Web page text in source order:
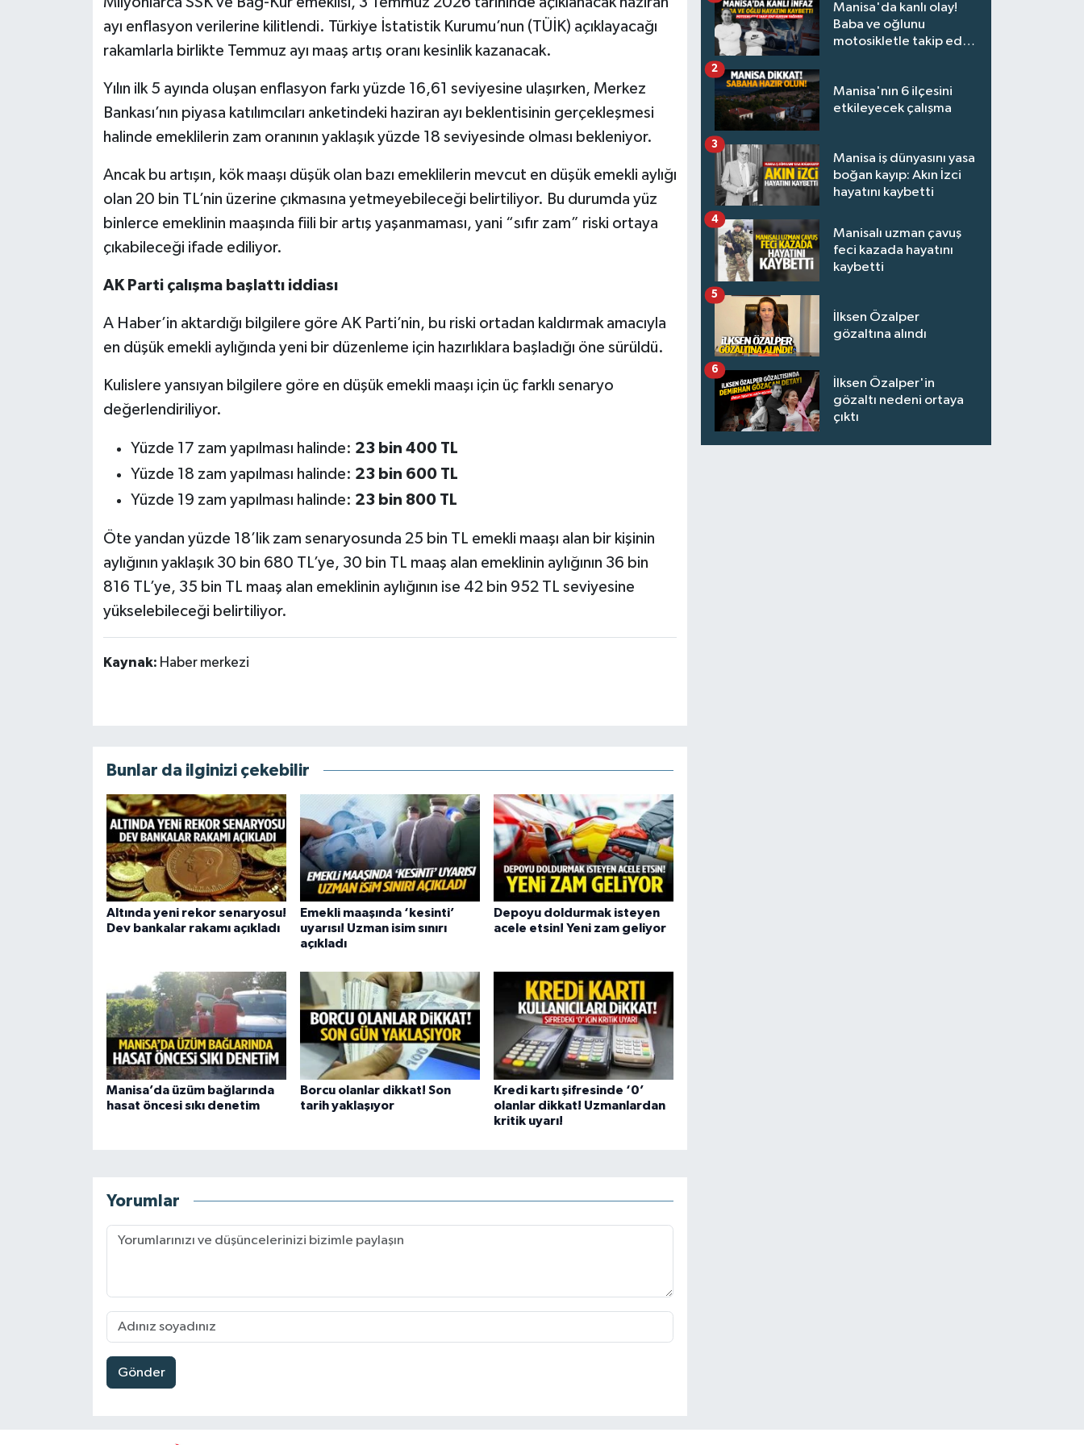
ayı enflasyon verilerine kilitlendi. Türkiye İstatistik Kurumu’nun (TÜİK) açıklayacağı
rakamlarla birlikte Temmuz ayı maaş artış oranı kesinlik kazanacak.
Yılın ilk 5 ayında oluşan enflasyon farkı yüzde 16,61 seviyesine ulaşırken, Merkez
Bankası’nın piyasa katılımcıları anketindeki haziran ayı beklentisinin gerçekleşmesi
halinde emeklilerin zam oranının yaklaşık yüzde 18 seviyesinde olması bekleniyor.
Ancak bu artışın, kök maaşı düşük olan bazı emeklilerin mevcut en düşük emekli aylığı
olan 20 bin TL’nin üzerine çıkmasına yetmeyebileceği belirtiliyor. Bu durumda yüz
binlerce emeklinin maaşında fiili bir artış yaşanmaması, yani “sıfır zam” riski ortaya
çıkabileceği ifade ediliyor.
AK Parti çalışma başlattı iddiası
A Haber’in aktardığı bilgilere göre AK Parti’nin, bu riski ortadan kaldırmak amacıyla
en düşük emekli aylığında yeni bir düzenleme için hazırlıklara başladığı öne sürüldü.
Kulislere yansıyan bilgilere göre en düşük emekli maaşı için üç farklı senaryo
değerlendiriliyor.
Yüzde 17 zam yapılması halinde: 23 bin 400 TL
Yüzde 18 zam yapılması halinde: 23 bin 600 TL
Yüzde 19 zam yapılması halinde: 23 bin 800 TL
Öte yandan yüzde 18’lik zam senaryosunda 25 bin TL emekli maaşı alan bir kişinin
aylığının yaklaşık 30 bin 680 TL’ye, 30 bin TL maaş alan emeklinin aylığının 36 bin
816 TL’ye, 35 bin TL maaş alan emeklinin aylığının ise 42 bin 952 TL seviyesine
yükselebileceği belirtiliyor.
Kaynak: Haber merkezi
Bunlar da ilginizi çekebilir
Altında yeni rekor senaryosu!
Dev bankalar rakamı açıkladı
Emekli maaşında ‘kesinti’
uyarısı! Uzman isim sınırı
açıkladı
Depoyu doldurmak isteyen
acele etsin! Yeni zam geliyor
Manisa’da üzüm bağlarında
hasat öncesi sıkı denetim
Borcu olanlar dikkat! Son
tarih yaklaşıyor
Kredi kartı şifresinde ‘0’
olanlar dikkat! Uzmanlardan
kritik uyarı!
Yorumlar
Gönder
Manisa'da kanlı olay!
Baba ve oğlunu
motosikletle takip edip
Manisa'nın 6 ilçesini
etkileyecek çalışma
2
Manisa iş dünyasını yasa
boğan kayıp: Akın İzci
hayatını kaybetti
3
Manisalı uzman çavuş
feci kazada hayatını
kaybetti
4
İlksen Özalper
gözaltına alındı
5
İlksen Özalper'in
gözaltı nedeni ortaya
çıktı
6